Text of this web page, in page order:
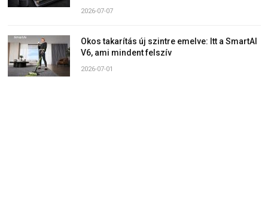
2026-07-07
Okos takarítás új szintre emelve: Itt a SmartAI
V6, ami mindent felszív
2026-07-01